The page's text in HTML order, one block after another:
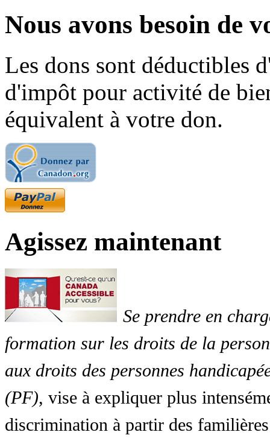
Nous avons besoin de
Les dons sont déductibles
d'impôt pour activité de
équivalent à votre don.
Agissez maintenant
Se prendre en
formation sur les droits de la
aux droits des personnes
(PF), vise à expliquer plus
discrimination à partir des